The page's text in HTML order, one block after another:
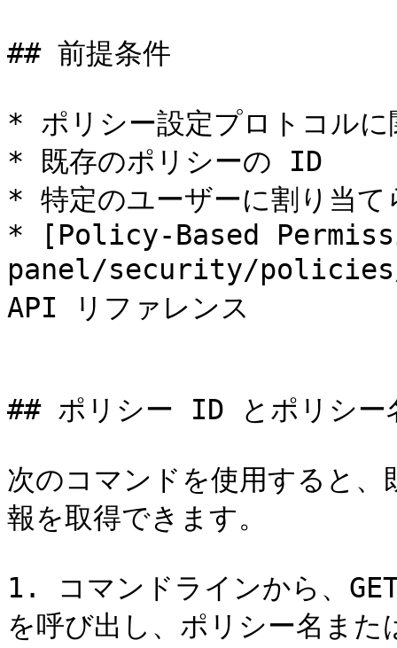
## 前提条件
* ポリシー設定プロトコルに
* 既存のポリシーの ID
* 特定のユーザーに割り当て
* [Policy-Based
panel/security/
API リファレンス
## ポリシー ID とポリシー
次のコマンドを使用すると
報を取得できます。
1. コマンドラインから、
を呼び出し、ポリシー名ま